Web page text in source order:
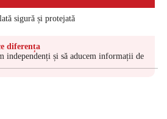
sigură și protejată
diferența
independenți și să aducem informații de